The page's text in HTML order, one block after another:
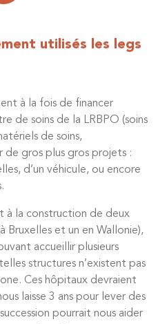
utilisés les legs
à la fois de financer
de soins de la LRBPO (soins
de soins,
de gros plus gros projets :
d’un véhicule, ou encore
à la construction de deux
Bruxelles et un en Wallonie),
accueillir plusieurs
structures n’existent pas
Ces hôpitaux devraient
laisse 3 ans pour lever des
pourrait nous aider